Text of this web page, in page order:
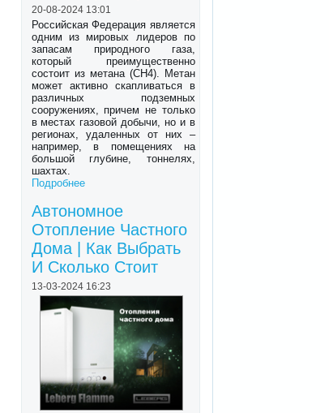
20-08-2024 13:01
Российская Федерация является
одним из мировых лидеров по
запасам природного газа,
который преимущественно
состоит из метана (CH4). Метан
может активно скапливаться в
различных подземных
сооружениях, причем не только
в местах газовой добычи, но и в
регионах, удаленных от них –
например, в помещениях на
большой глубине, тоннелях,
шахтах.
Подробнее
Автономное
Отопление Частного
Дома | Как Выбрать
И Сколько Стоит
13-03-2024 16:23